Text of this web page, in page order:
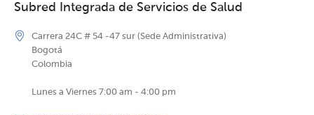
Subred Integrada de Servicios de Salud
Carrera 24C # 54 -47 sur (Sede Administrativa)
Bogotá
Colombia
Lunes a Viernes 7:00 am - 4:00 pm